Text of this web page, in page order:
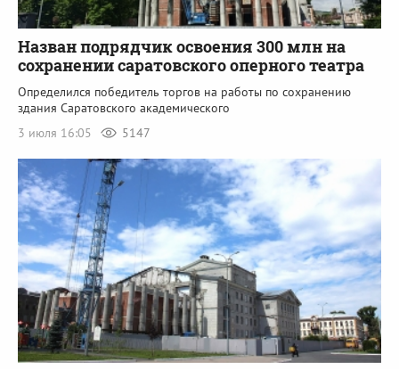
Назван подрядчик освоения 300 млн на
сохранении саратовского оперного театра
Определился победитель торгов на работы по сохранению
здания Саратовского академического
3 июля 16:05
5147